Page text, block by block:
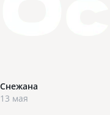
Снежана
13 мая